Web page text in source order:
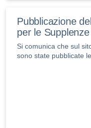
Pubblicazione
per le
Si comunica che sul
sono state pubblicate